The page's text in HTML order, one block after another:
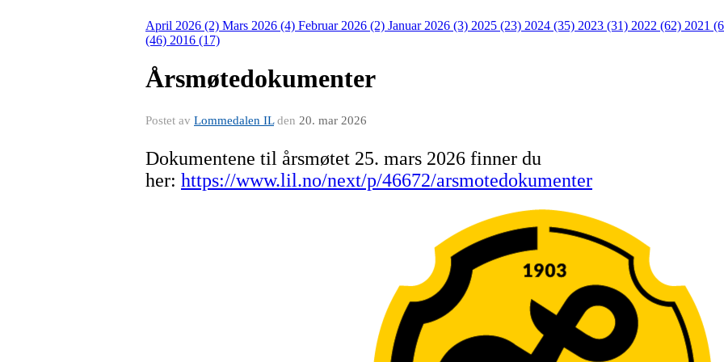
April 2026 (2) Mars 2026 (4) Februar 2026 (2) Januar 2026 (3) 2025 (23) 2024 (35) 2023 (31) 2022 (62) 2021
(46) 2016 (17)
Årsmøtedokumenter
Postet av Lommedalen ILden 20. mar 2026
Dokumentene til årsmøtet 25. mars 2026 finner du
her: https://www.lil.no/next/p/46672/arsmotedokumenter